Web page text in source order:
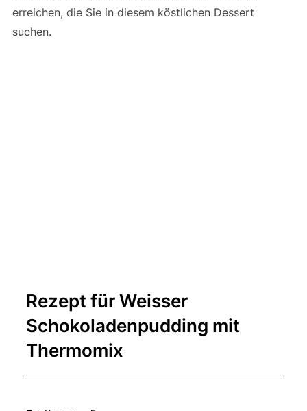
erreichen, die Sie in diesem köstlichen Dessert
suchen.
Rezept für Weisser
Schokoladenpudding mit
Thermomix